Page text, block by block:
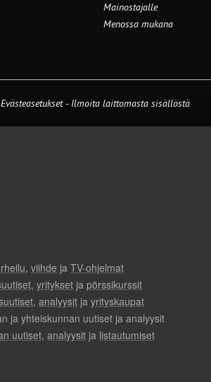
Mainostajalle
Menossa mukana
Evästeasetukset- Ilmoita laittomasta sisällöstä